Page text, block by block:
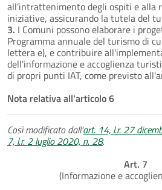
all’intrattenimento degli ospiti e alla
iniziative, assicurando la tutela del
3. I Comuni possono elaborare i
Programma annuale del turismo di
lettera e), e contribuire
dell'informazione e accoglienza
di propri punti IAT, come previsto
Nota relativa all'articolo 6
Così modificato dall'art. 14, l.r. 27
7, l.r. 2 luglio 2020, n. 28.
Art. 7
(Informazione e